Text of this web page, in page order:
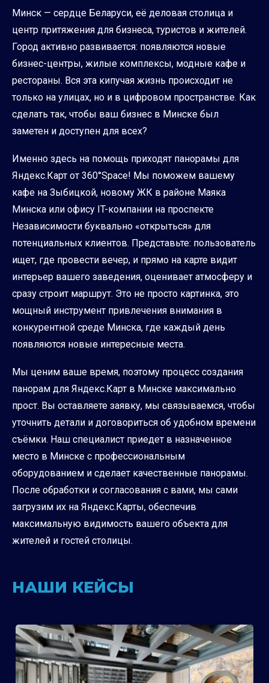
Минск — сердце Беларуси, её деловая столица и
центр притяжения для бизнеса, туристов и жителей.
Город активно развивается: появляются новые
бизнес-центры, жилые комплексы, модные кафе и
рестораны. Вся эта кипучая жизнь происходит не
только на улицах, но и в цифровом пространстве. Как
сделать так, чтобы ваш бизнес в Минске был
заметен и доступен для всех?
Именно здесь на помощь приходят панорамы для
Яндекс.Карт от 360°Space! Мы поможем вашему
кафе на Зыбицкой, новому ЖК в районе Маяка
Минска или офису IT-компании на проспекте
Независимости буквально «открыться» для
потенциальных клиентов. Представьте: пользователь
ищет, где провести вечер, и прямо на карте видит
интерьер вашего заведения, оценивает атмосферу и
сразу строит маршрут. Это не просто картинка, это
мощный инструмент привлечения внимания в
конкурентной среде Минска, где каждый день
появляются новые интересные места.
Мы ценим ваше время, поэтому процесс создания
панорам для Яндекс.Карт в Минске максимально
прост. Вы оставляете заявку, мы связываемся, чтобы
уточнить детали и договориться об удобном времени
съёмки. Наш специалист приедет в назначенное
место в Минске с профессиональным
оборудованием и сделает качественные панорамы.
После обработки и согласования с вами, мы сами
загрузим их на Яндекс.Карты, обеспечив
максимальную видимость вашего объекта для
жителей и гостей столицы.
НАШИ КЕЙСЫ